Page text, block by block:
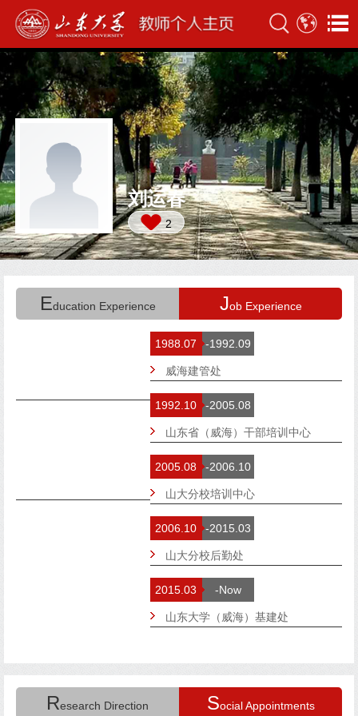
刘运春
2
Education Experience Job Experience
-1992.09
-2005.08
山东省（威海）干部培训中心
-2006.10
山大分校培训中心
-2015.03
山大分校后勤处
山东大学（威海）基建处
Research Direction Social Appointments